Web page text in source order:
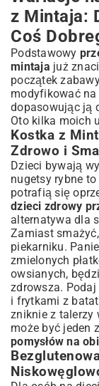
z Mintaja:
Coś
Podstawowy
mintaja już
początek
modyfikować
dopasowując ją
Oto kilka moich
Kostka z
Zdrowo i
Dzieci bywają
nugetsy rybne
potrafią się
dzieci zdrowy
alternatywa dla
Zamiast
piekarniku.
zmielonych
owsianych,
zdrowsza.
i frytkami z
zniknie z talerzy
może być jeden
pomysłów na